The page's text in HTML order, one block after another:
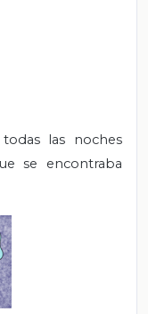
las noches
se encontraba